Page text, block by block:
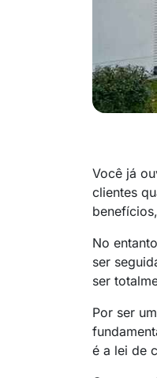
Você já
clientes
No
ser
ser
Por ser
é a lei de